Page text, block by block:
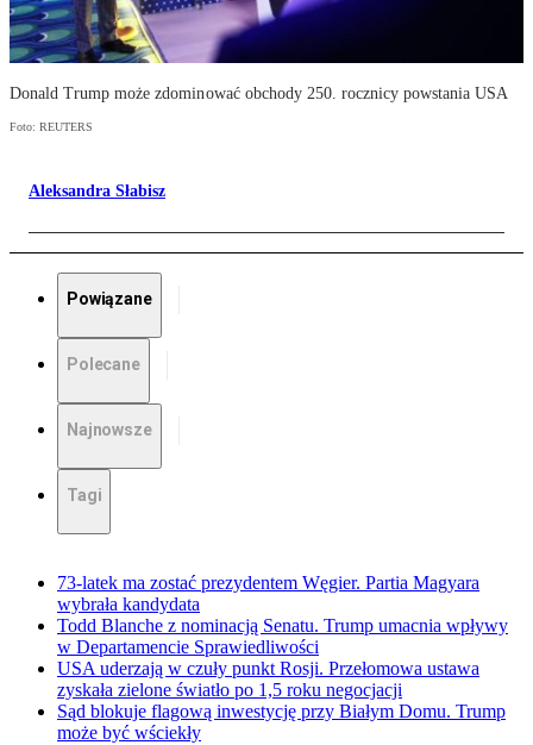
Donald Trump może zdominować obchody 250. rocznicy powstania USA
Foto: REUTERS
Aleksandra Słabisz
Powiązane
Polecane
Najnowsze
Tagi
73-latek ma zostać prezydentem Węgier. Partia Magyara
wybrała kandydata
Todd Blanche z nominacją Senatu. Trump umacnia wpływy
w Departamencie Sprawiedliwości
USA uderzają w czuły punkt Rosji. Przełomowa ustawa
zyskała zielone światło po 1,5 roku negocjacji
Sąd blokuje flagową inwestycję przy Białym Domu. Trump
może być wściekły